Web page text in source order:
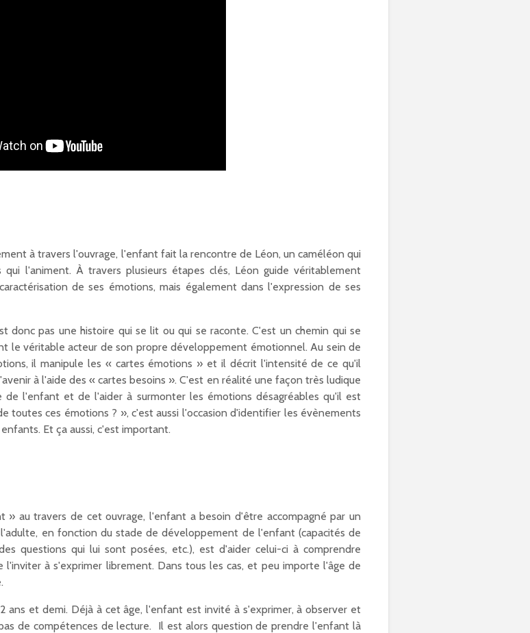
à travers l'ouvrage, l'enfant fait la rencontre de Léon, un caméléon qui
l'animent. À travers plusieurs étapes clés, Léon guide véritablement
de ses émotions, mais également dans l'expression de ses
donc pas une histoire qui se lit ou qui se raconte. C'est un chemin qui se
le véritable acteur de son propre développement émotionnel. Au sein de
il manipule les « cartes émotions » et il décrit l'intensité de ce qu'il
à l'aide des « cartes besoins ». C'est en réalité une façon très ludique
l'enfant et de l'aider à surmonter les émotions désagréables qu'il est
toutes ces émotions ? », c'est aussi l'occasion d'identifier les évènements
Et ça aussi, c'est important.
» au travers de cet ouvrage, l'enfant a besoin d'être accompagné par un
en fonction du stade de développement de l'enfant (capacités de
questions qui lui sont posées, etc.), est d'aider celui-ci à comprendre
à s'exprimer librement. Dans tous les cas, et peu importe l'âge de
ans et demi. Déjà à cet âge, l'enfant est invité à s'exprimer, à observer et
de compétences de lecture. Il est alors question de prendre l'enfant là